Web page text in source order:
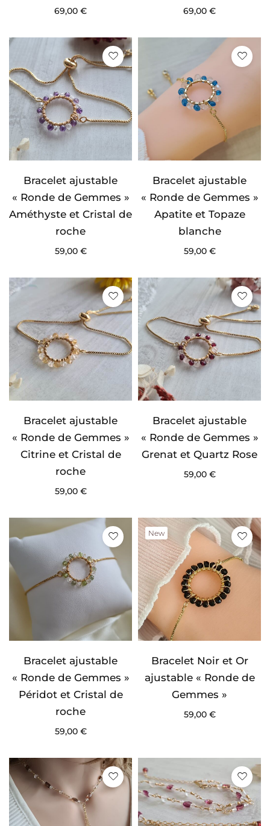
69,00 € 69,00 €
Bracelet ajustable
« Ronde de Gemmes »
Améthyste et Cristal de
roche
59,00 €
Bracelet ajustable
« Ronde de Gemmes »
Apatite et Topaze
blanche
59,00 €
Bracelet ajustable
« Ronde de Gemmes »
Citrine et Cristal de
roche
59,00 €
Bracelet ajustable
« Ronde de Gemmes »
Grenat et Quartz Rose
59,00 €
Bracelet ajustable
« Ronde de Gemmes »
Péridot et Cristal de
roche
59,00 €
New
Bracelet Noir et Or
ajustable « Ronde de
Gemmes »
59,00 €